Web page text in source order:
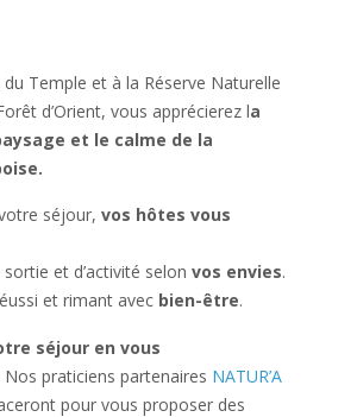
Temple et à la Réserve Naturelle
d’Orient, vous apprécierez la
et le calme de la
séjour, vos hôtes vous
et d’activité selon vos envies.
et rimant avec bien-être.
séjour en vous
Nos praticiens partenaires NATUR’A
pour vous proposer des